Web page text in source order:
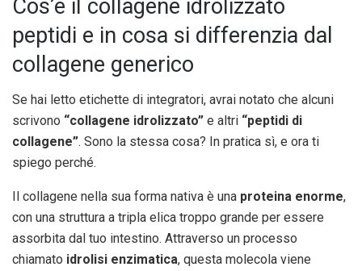
Cos’è il collagene idrolizzato
peptidi e in cosa si differenzia dal
collagene generico
Se hai letto etichette di integratori, avrai notato che alcuni
scrivono “collagene idrolizzato” e altri “peptidi di
collagene”. Sono la stessa cosa? In pratica sì, e ora ti
spiego perché.
Il collagene nella sua forma nativa è una proteina enorme,
con una struttura a tripla elica troppo grande per essere
assorbita dal tuo intestino. Attraverso un processo
chiamato idrolisi enzimatica, questa molecola viene